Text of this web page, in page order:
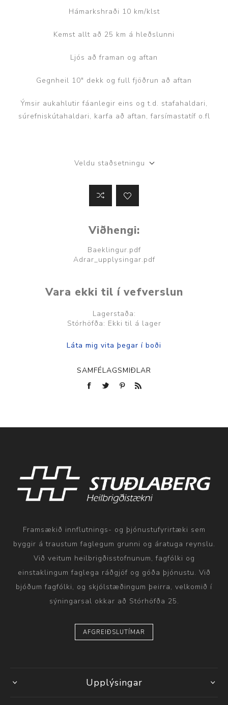
Hámarkshraði 10 km/klst
Kemst allt að 25 km á hleðslunni
Ljós að framan og aftan
Gegnheil 10" dekk og full fjöðrun að aftan
Ýmsir aukahlutir fáanlegir eins og t.d. stafahaldari,
súrefniskútahaldari, karfa að aftan, farsímastatíf o.fl
Veldu staðsetningu
Viðhengi:
Baeklingur.pdf
Adrar_upplysingar.pdf
Vara ekki til í vefverslun
Lagerstaða:
Stórhöfða: Ekki til á lager
SAMFÉLAGSMIÐLAR
Framsækið innflutnings- og þjónustufyrirtæki sem
byggir á traustum faglegum grunni og áratuga reynslu.
Við veitum heilbrigðisstofnunum, fagfólki og
einstaklingum faglega ráðgjöf og góða þjónustu. Við
bjóðum fagfólki, og skjólstæðingum þeirra, velkomið í
sýningarsal okkar að Stórhöfða 25.
AFGREIÐSLUTÍMAR
Upplýsingar